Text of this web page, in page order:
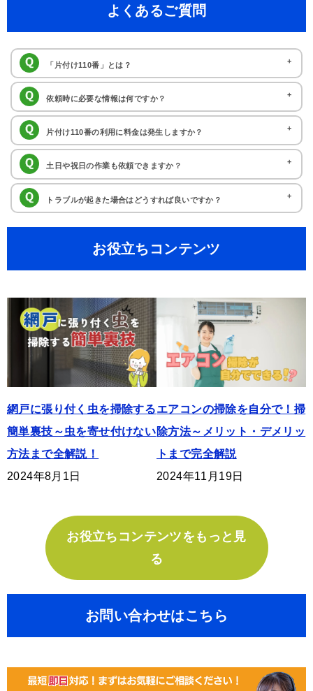
よくあるご質問
「片付け110番」とは？
片付け110番では、日々の暮らしの中で発生するお悩みやお困りごとを
解決するサービスを提供しております。圧倒的なデータ量と独自アルゴリズムに
よって、ご相談内容に応じた最適な加盟店を選び出し、無料でご紹介いたしま
す。
依頼時に必要な情報は何ですか？
ご対応を希望のご住所、電話番号、お名前、お困りごとの詳細（例：不
用品回収の場合 処分品の内訳や量など）を分かる範囲でお知らせください。
お困りごとの内容やご要望に応じて、最適な専門業者をお探しいたします。ご依
頼受付後はは作業担当者と直接やりとりを頂く流れとなります。
片付け110番の利用に料金は発生しますか？
いいえ。片付け110番の加盟店紹介サービスは無料でご利用頂けます。
お困りごとに関するご相談やお見積もり、ご依頼に至るまで費用を頂いておりま
せんのでお気軽にお問い合わせください。
土日や祝日の作業も依頼できますか？
土日や祝日に作業対応可能な提携業者をお調べいたします。受付は24時
トラブルが起きた場合はどうすれば良いですか？
片付け110番では、万が一にも作業中に壁や床、家財等を傷つけてしま
った場合でも、賠償責任保険(人身・物損)1億円に加入しておりますので、保険
作業には細心の注意を払っておりますが、万が一の場合でも安心してご依頼頂け
ます。
お役立ちコンテンツ
網戸に張り付く虫を掃除する
簡単裏技～虫を寄せ付けない
方法まで全解説！
2024年8月1日
エアコンの掃除を自分で！掃
除方法～メリット・デメリッ
トまで完全解説
2024年11月19日
お役立ちコンテンツをもっと見
る
お問い合わせはこちら